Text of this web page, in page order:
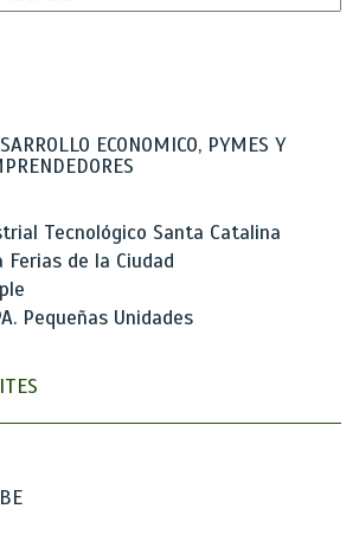
ECONOMICO, PYMES Y
Tecnológico Santa Catalina
Ferias de la Ciudad
Pequeñas Unidades